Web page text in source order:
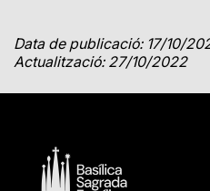
Data de publicació: 17/10/
Actualització: 27/10/2022